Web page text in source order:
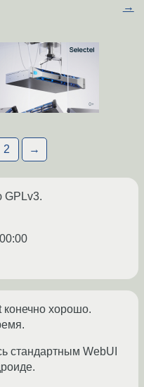
→
2 →
GPLv3.
хорошо.
стандартным WebUI